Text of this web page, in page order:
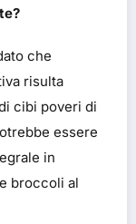
che
risulta
cibi poveri di
essere
in
broccoli al